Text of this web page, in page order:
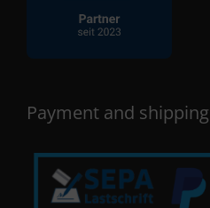
Payment and shipping